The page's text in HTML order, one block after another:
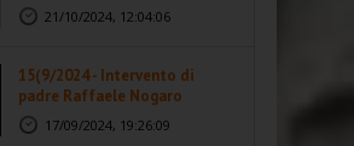
21/10/2024, 12:04:06
15(9/2024 - Intervento di
padre Raffaele Nogaro
17/09/2024, 19:26:09